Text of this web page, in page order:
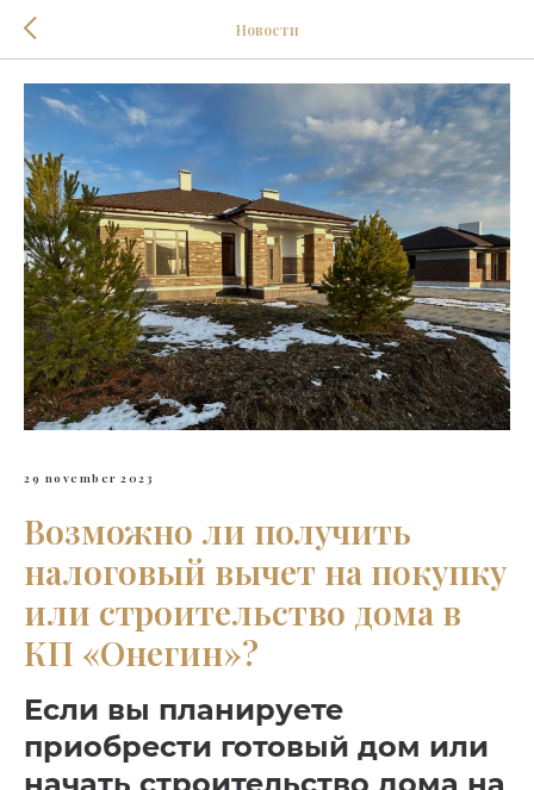
Новости
29 november 2023
Возможно ли получить
налоговый вычет на покупку
или строительство дома в
КП «Онегин»?
Если вы планируете
приобрести готовый дом или